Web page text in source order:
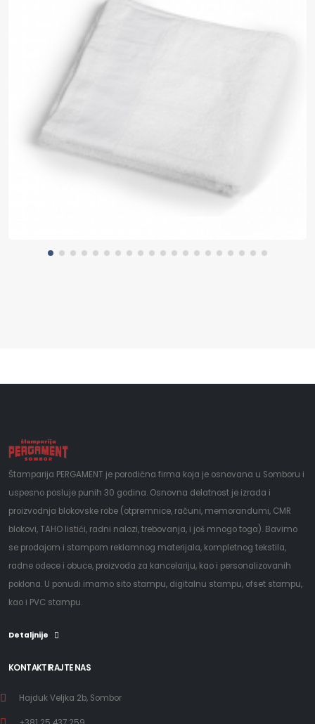
Štamparija PERGAMENT je porodična firma koja je osnovana u Somboru i
uspesno posluje punih 30 godina. Osnovna delatnost je izrada i
proizvodnja blokovske robe (otpremnice, računi, memorandumi, CMR
blokovi, TAHO listići, radni nalozi, trebovanja, i još mnogo toga). Bavimo
se prodajom i stampom reklamnog materijala, kompletnog tekstila,
radne odece i obuce, proizvoda za kancelariju, kao i personalizovanih
poklona. U ponudi imamo sito stampu, digitalnu stampu, ofset stampu,
kao i PVC stampu.
Detaljnije
KONTAKTIRAJTE NAS
Hajduk Veljka 2b, Sombor